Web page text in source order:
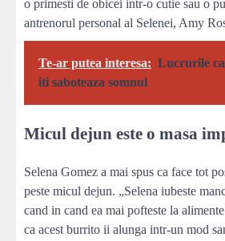
o primesti de obicei intr-o cutie sau o
antrenorul personal al Selenei, Amy
Te-ar putea interesa: Lucrurile
iti saboteaza somnul
Micul dejun este o masa
Selena Gomez a mai spus ca face tot
peste micul dejun. „Selena iubeste
cand in cand ea mai pofteste la
ca acest burrito ii alunga intr-un mod